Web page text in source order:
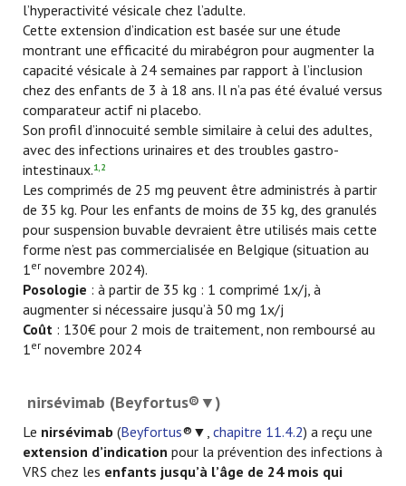
l’hyperactivité vésicale chez l’adulte.
Cette extension d’indication est basée sur une étude
montrant une efficacité du mirabégron pour augmenter la
capacité vésicale à 24 semaines par rapport à l’inclusion
chez des enfants de 3 à 18 ans. Il n’a pas été évalué versus
comparateur actif ni placebo.
Son profil d’innocuité semble similaire à celui des adultes,
avec des infections urinaires et des troubles gastro-
intestinaux.1,2
Les comprimés de 25 mg peuvent être administrés à partir
de 35 kg. Pour les enfants de moins de 35 kg, des granulés
pour suspension buvable devraient être utilisés mais cette
forme n’est pas commercialisée en Belgique (situation au
1er novembre 2024).
Posologie : à partir de 35 kg : 1 comprimé 1x/j, à
augmenter si nécessaire jusqu’à 50 mg 1x/j
Coût : 130€ pour 2 mois de traitement, non remboursé au
1er novembre 2024
nirsévimab (Beyfortus®▼)
Le nirsévimab (Beyfortus®▼, chapitre 11.4.2) a reçu une
extension d’indication pour la prévention des infections à
VRS chez les enfants jusqu’à l’âge de 24 mois qui